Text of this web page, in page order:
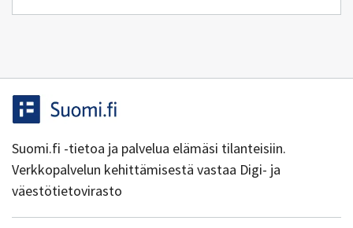
kirjoitus
Suomi.fi -tietoa ja palvelua elämäsi tilanteisiin.
Verkkopalvelun kehittämisestä vastaa Digi- ja
väestötietovirasto